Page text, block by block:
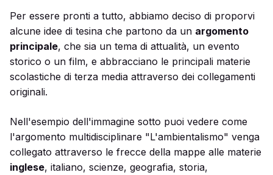
Per essere pronti a tutto, abbiamo deciso di proporvi
alcune idee di tesina che partono da un argomento
principale, che sia un tema di attualità, un evento
storico o un film, e abbracciano le principali materie
scolastiche di terza media attraverso dei collegamenti
originali.
Nell'esempio dell'immagine sotto puoi vedere come
l'argomento multidisciplinare "L'ambientalismo" venga
collegato attraverso le frecce della mappe alle materie
inglese, italiano, scienze, geografia, storia,